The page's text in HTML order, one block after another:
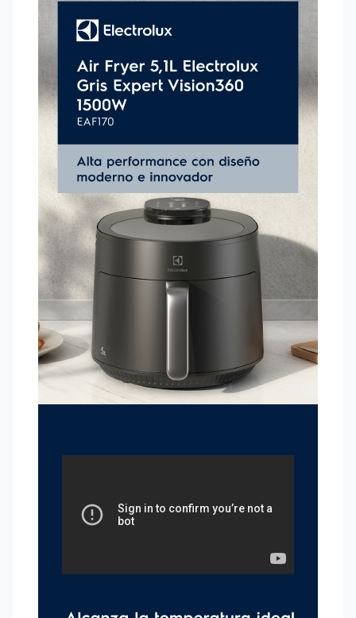
Limpieza ágil y sin esfuerzo. Tené más eficiencia en la
higienización, gracias a su diseño moderno, que facilita el
acceso a los lugares que acumulan suciedad.
perfecta para preparar porciones generosas para toda la
familia, con hasta un 90% menos de grasa y un 50% menos de
calorías4, sin renunciar al sabor y la textura de frito.
El contenedor extraíble con doble capa antiadherente aporta
simplificar la limpieza. Y, además de todas estas ventajas,
también contribuís a la sostenibilidad, evitando el descarte de
hasta 24 litros de aceite por año5. La potencia de 1500 W es
perfecta para hacer todo tipo de comidas, incluso carnes
bien asadas y sabrosas. Y, con el cable eléctrico de 0,8 m,
tenés más comodidad, colocando la Air Fryer 5,1L Electrolux
Gris Expert Vision360 1500W sobre tu barra.
Tus recetas listas en pocos minutos: Alcanzá la temperatura
ideal hasta 2 veces más rápido¹ Recetas más crujientes y
deliciosas: Papas fritas hasta un 93% más crujientes² y tortas
hasta un 50% más blandas³ Función Deshidratar: Tiene
temperatura y tiempo ajustables, para que puedas
deshidratar sus frutas y verduras con facilidad. Vision360: Con
un diseño moderno y futurista, el visor super transparente en
la parte superior permite controlar mejor la preparación, sin
necesidad de abrir el cesto para comprobar la comida,
acumulan suciedad, garantizando mayor practicidad y
rapidez de limpeza. 5,1L de capacidad: Gran capacidad para
90% menos grasa y 50% menos calorías4: Prepará recetas
deliciosas y crujientes con un sabor increíble. Girar alimento:
vuelta a los alimentos. Precalentamiento: Alcanzá la